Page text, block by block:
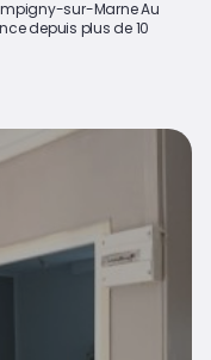
sur-Marne Au
depuis plus de 10